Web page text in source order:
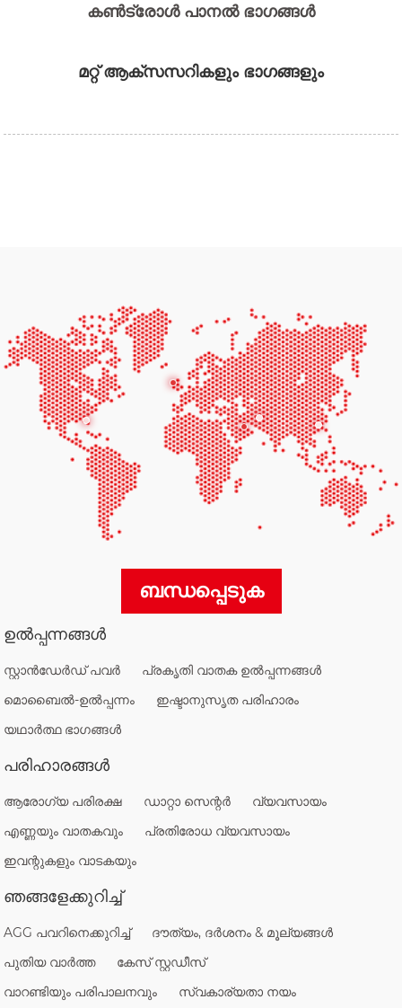
കൺട്രോൾ പാനൽ ഭാഗങ്ങൾ
മറ്റ് ആക്‌സസറികളും ഭാഗങ്ങളും
ബന്ധപ്പെടുക
ഉൽപ്പന്നങ്ങൾ
സ്റ്റാൻഡേർഡ് പവർ
പ്രകൃതി വാതക ഉൽപ്പന്നങ്ങൾ
മൊബൈൽ-ഉൽപ്പന്നം
ഇഷ്ടാനുസൃത പരിഹാരം
യഥാർത്ഥ ഭാഗങ്ങൾ
പരിഹാരങ്ങൾ
ആരോഗ്യ പരിരക്ഷ ഡാറ്റാ സെന്റർ
വ്യവസായം
എണ്ണയും വാതകവും
പ്രതിരോധ വ്യവസായം
ഇവന്റുകളും വാടകയും
ഞങ്ങളേക്കുറിച്ച്
AGG പവറിനെക്കുറിച്ച്
ദൗത്യം, ദർശനം & മൂല്യങ്ങൾ
പുതിയ വാർത്ത
കേസ് സ്റ്റഡീസ്
വാറണ്ടിയും പരിപാലനവും
സ്വകാര്യതാ നയം